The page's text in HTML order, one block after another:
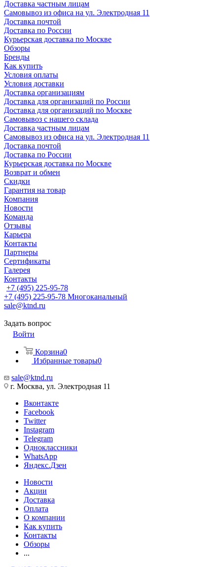
Доставка частным лицам
Самовывоз из офиса на ул. Электродная 11
Доставка почтой
Доставка по России
Курьерская доставка по Москве
Обзоры
Бренды
Как купить
Условия оплаты
Условия доставки
Доставка организациям
Доставка для организаций по России
Доставка для организаций по Москве
Самовывоз с нашего склада
Доставка частным лицам
Самовывоз из офиса на ул. Электродная 11
Доставка почтой
Доставка по России
Курьерская доставка по Москве
Возврат и обмен
Скидки
Гарантия на товар
Компания
Новости
Команда
Отзывы
Карьера
Контакты
Партнеры
Сертификаты
Галерея
Контакты
+7 (495) 225-95-78
+7 (495) 225-95-78 Многоканальный
sale@ktnd.ru
Задать вопрос
Войти
Корзина0
Избранные товары0
sale@ktnd.ru
г. Москва, ул. Электродная 11
Вконтакте
Facebook
Twitter
Instagram
Telegram
Одноклассники
WhatsApp
Яндекс.Дзен
Новости
Акции
Доставка
Оплата
О компании
Как купить
Контакты
Обзоры
...